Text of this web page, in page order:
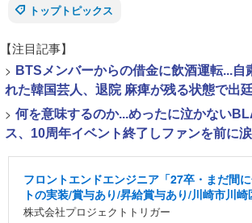
トップトピックス
【注目記事】
> BTSメンバーからの借金に飲酒運転...自
れた韓国芸人、退院 麻痺が残る状態で出
> 何を意味するのか...めったに泣かない
ス、10周年イベント終了しファンを前に涙
フロントエンドエンジニア「27卒・まだ間
トの実装/賞与あり/昇給賞与あり/川崎市川崎
株式会社プロジェクトトリガー